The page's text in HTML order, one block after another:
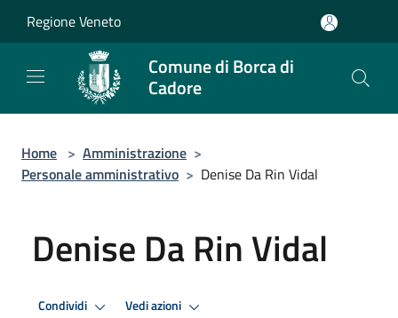
Regione Veneto
Comune di Borca di
Cadore
Home > Amministrazione >
Personale amministrativo > Denise Da Rin Vidal
Denise Da Rin Vidal
Condividi Vedi azioni